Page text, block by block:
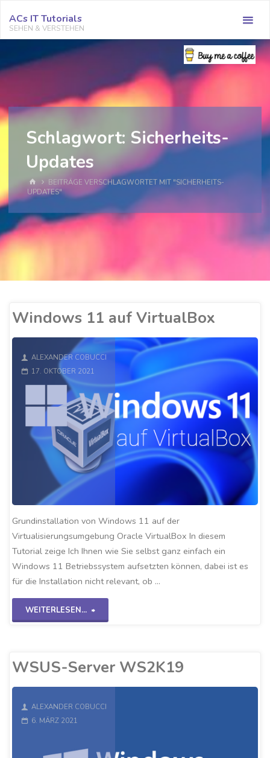
Inhalt
springen
ACs IT Tutorials
SEHEN & VERSTEHEN
Schlagwort: Sicherheits-
Updates
START
BEITRÄGE VERSCHLAGWORTET MIT "SICHERHEITS-
UPDATES"
Windows 11 auf VirtualBox
ALEXANDER COBUCCI
17. OKTOBER 2021
Grundinstallation von Windows 11 auf der
Virtualisierungsumgebung Oracle VirtualBox In diesem
Tutorial zeige Ich Ihnen wie Sie selbst ganz einfach ein
Windows 11 Betriebssystem aufsetzten können, dabei ist es
für die Installation nicht relevant, ob …
WEITERLESEN...
"Windows
WSUS-Server WS2K19
ALEXANDER COBUCCI
6. MÄRZ 2021